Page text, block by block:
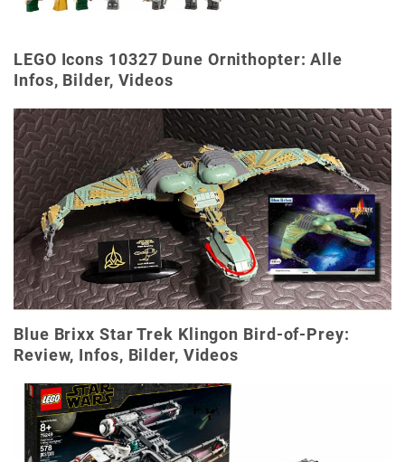
LEGO Icons 10327 Dune Ornithopter: Alle
Infos, Bilder, Videos
Blue Brixx Star Trek Klingon Bird-of-Prey:
Review, Infos, Bilder, Videos